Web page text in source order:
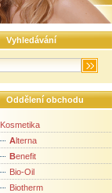
Vyhledávání
Oddělení obchodu
Kosmetika
Alterna
Benefit
Bio-Oil
Biotherm